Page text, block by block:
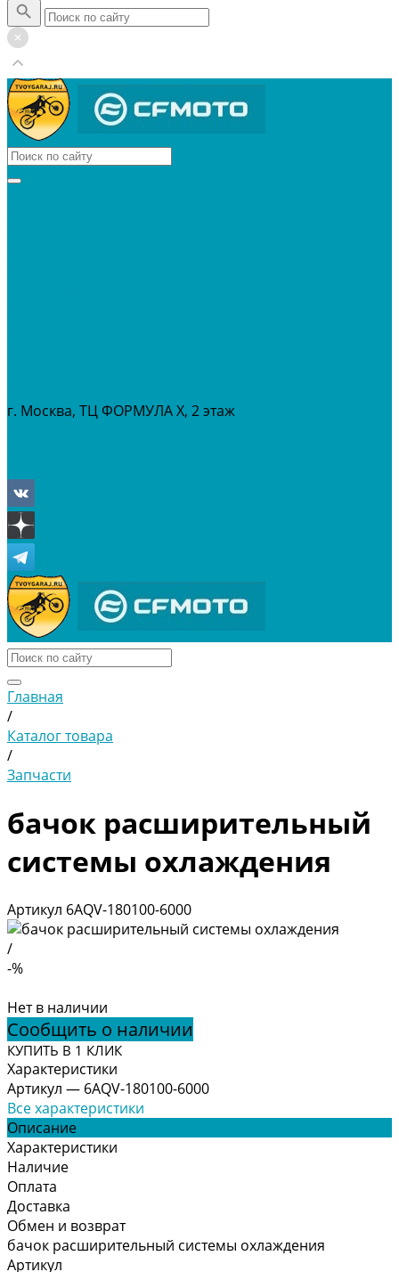
г. Москва, ТЦ ФОРМУЛА Х, 2 этаж
Главная
/
Каталог товара
/
Запчасти
бачок расширительный
системы охлаждения
Артикул 6AQV-180100-6000
/
-%
Нет в наличии
Сообщить о наличии
КУПИТЬ В 1 КЛИК
Характеристики
Артикул — 6AQV-180100-6000
Все характеристики
Описание
Характеристики
Наличие
Оплата
Доставка
Обмен и возврат
бачок расширительный системы охлаждения
Артикул